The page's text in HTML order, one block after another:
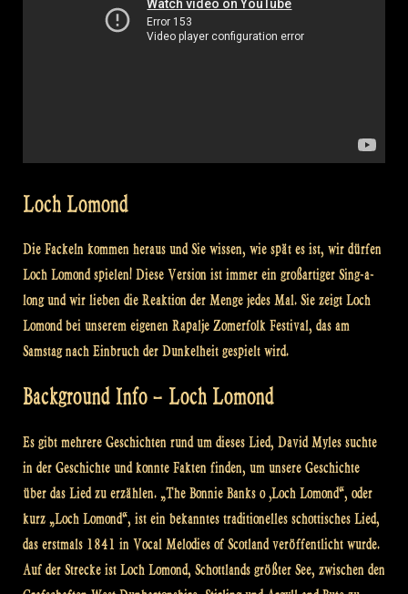
Loch Lomond
Die Fackeln kommen heraus und Sie wissen, wie spät es ist, wir dürfen
Loch Lomond spielen! Diese Version ist immer ein großartiger Sing-a-
long und wir lieben die Reaktion der Menge jedes Mal. Sie zeigt Loch
Lomond bei unserem eigenen Rapalje Zomerfolk Festival, das am
Samstag nach Einbruch der Dunkelheit gespielt wird.
Background Info – Loch Lomond
Es gibt mehrere Geschichten rund um dieses Lied, David Myles suchte
in der Geschichte und konnte Fakten finden, um unsere Geschichte
über das Lied zu erzählen. „The Bonnie Banks o ‚Loch Lomond“, oder
kurz „Loch Lomond“, ist ein bekanntes traditionelles schottisches Lied,
das erstmals 1841 in Vocal Melodies of Scotland veröffentlicht wurde.
Auf der Strecke ist Loch Lomond, Schottlands größter See, zwischen den